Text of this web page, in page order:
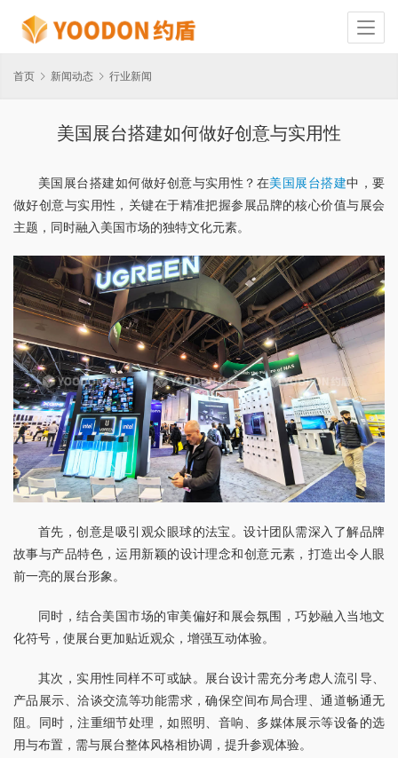
首页 新闻动态 行业新闻
美国展台搭建如何做好创意与实用性
美国展台搭建如何做好创意与实用性？在美国展台搭建中，要
做好创意与实用性，关键在于精准把握参展品牌的核心价值与展会
主题，同时融入美国市场的独特文化元素。
首先，创意是吸引观众眼球的法宝。设计团队需深入了解品牌
故事与产品特色，运用新颖的设计理念和创意元素，打造出令人眼
前一亮的展台形象。
同时，结合美国市场的审美偏好和展会氛围，巧妙融入当地文
化符号，使展台更加贴近观众，增强互动体验。
其次，实用性同样不可或缺。展台设计需充分考虑人流引导、
产品展示、洽谈交流等功能需求，确保空间布局合理、通道畅通无
阻。同时，注重细节处理，如照明、音响、多媒体展示等设备的选
用与布置，需与展台整体风格相协调，提升参观体验。